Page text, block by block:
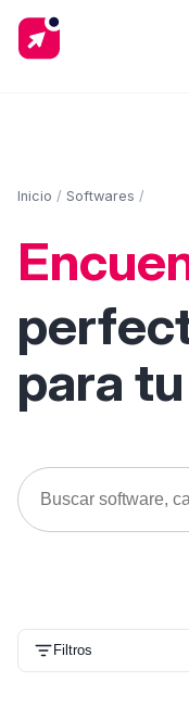
Inicio / Softwares /
para
Filtros